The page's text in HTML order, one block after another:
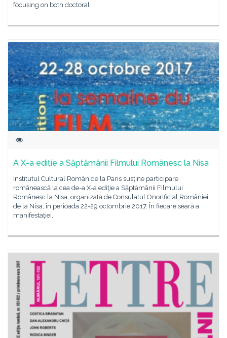
focusing on both doctoral
A X-a ediţie a Săptămânii Filmului Românesc la Nisa
Institutul Cultural Român de la Paris susține participare
românească la cea de-a X-a ediţie a Săptămânii Filmului
Românesc la Nisa, organizată de Consulatul Onorific al României
de la Nisa, în perioada 22-29 octombrie 2017. În fiecare seară a
manifestaţiei,